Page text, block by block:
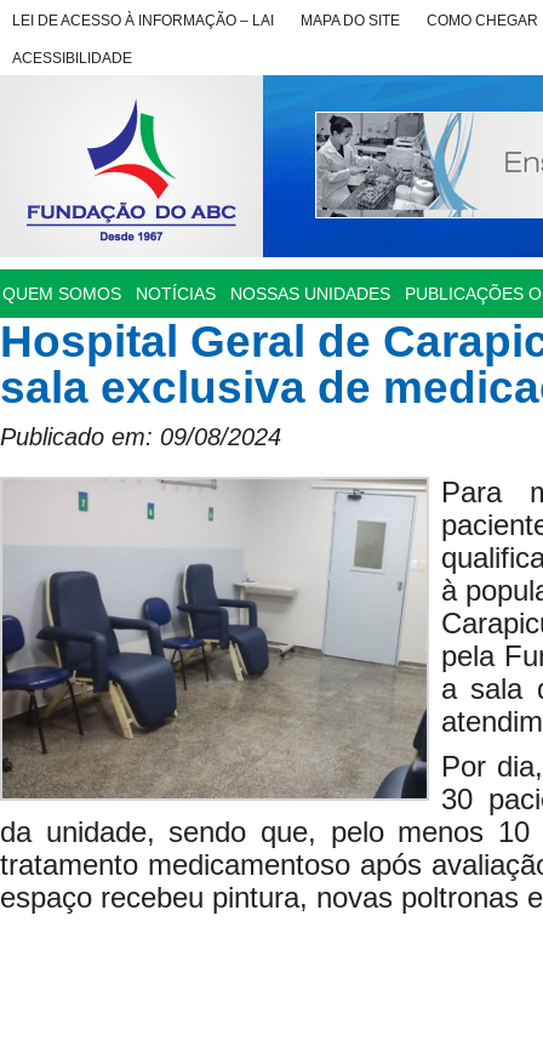
LEI DE ACESSO À INFORMAÇÃO – LAI MAPA DO SITE COMO CHEGAR
ACESSIBILIDADE
QUEM SOMOS NOTÍCIAS NOSSAS UNIDADES PUBLICAÇÕES
Hospital Geral de
sala exclusiva de
Publicado em: 09/08/2024
Para
à
pela
a sala
Por
30
da unidade, sendo que, pelo menos 10
tratamento medicamentoso após
espaço recebeu pintura, novas poltronas